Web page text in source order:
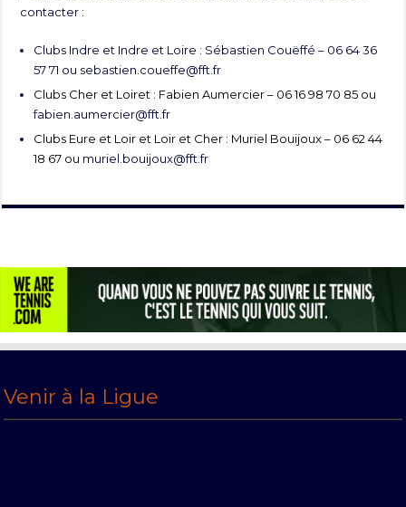
contacter :
Clubs Indre et Indre et Loire : Sébastien Couëffé – 06 64 36
57 71 ou sebastien.coueffe@fft.fr
Clubs Cher et Loiret : Fabien Aumercier – 06 16 98 70 85 ou
fabien.aumercier@fft.fr
Clubs Eure et Loir et Loir et Cher : Muriel Bouijoux – 06 62 44
18 67 ou muriel.bouijoux@fft.fr
Venir à la Ligue